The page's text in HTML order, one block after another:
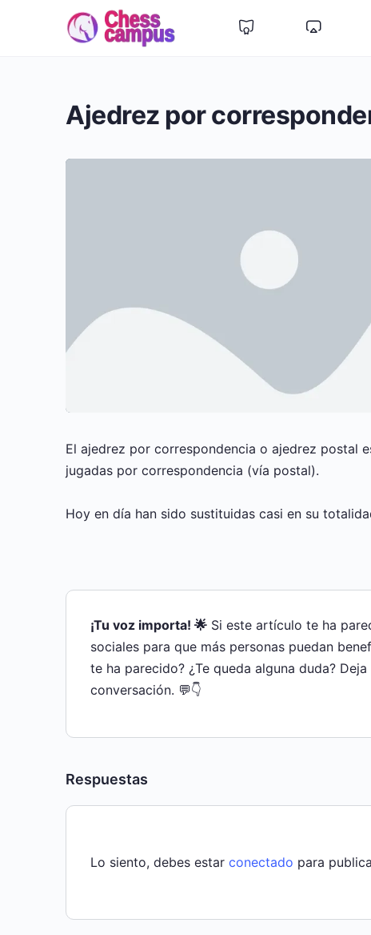
Ajedrez por
El ajedrez por correspondencia o ajedrez postal
jugadas por correspondencia (vía postal).
Hoy en día han sido sustituidas casi en su
¡Tu voz importa! 🌟 Si este artículo te ha
sociales para que más personas puedan
te ha parecido? ¿Te queda alguna duda?
conversación. 💬👇
Respuestas
Lo siento, debes estar conectado para